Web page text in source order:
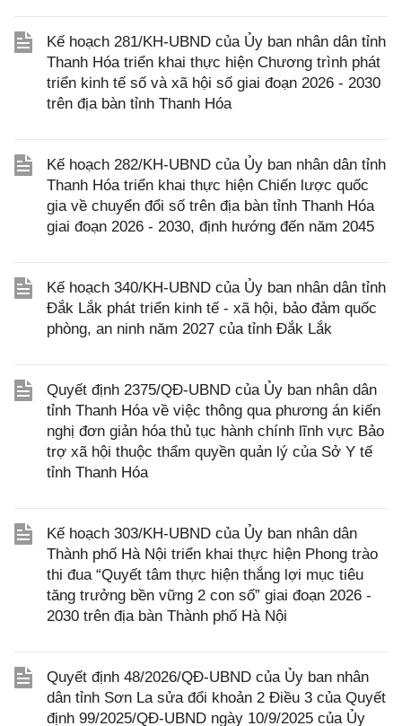
Kế hoạch 281/KH-UBND của Ủy ban nhân dân tỉnh
Thanh Hóa triển khai thực hiện Chương trình phát
triển kinh tế số và xã hội số giai đoạn 2026 - 2030
trên địa bàn tỉnh Thanh Hóa
Kế hoạch 282/KH-UBND của Ủy ban nhân dân tỉnh
Thanh Hóa triển khai thực hiện Chiến lược quốc
gia về chuyển đổi số trên địa bàn tỉnh Thanh Hóa
giai đoạn 2026 - 2030, định hướng đến năm 2045
Kế hoạch 340/KH-UBND của Ủy ban nhân dân tỉnh
Đắk Lắk phát triển kinh tế - xã hội, bảo đảm quốc
phòng, an ninh năm 2027 của tỉnh Đắk Lắk
Quyết định 2375/QĐ-UBND của Ủy ban nhân dân
tỉnh Thanh Hóa về việc thông qua phương án kiến
nghị đơn giản hóa thủ tục hành chính lĩnh vực Bảo
trợ xã hội thuộc thẩm quyền quản lý của Sở Y tế
tỉnh Thanh Hóa
Kế hoạch 303/KH-UBND của Ủy ban nhân dân
Thành phố Hà Nội triển khai thực hiện Phong trào
thi đua “Quyết tâm thực hiện thắng lợi mục tiêu
tăng trưởng bền vững 2 con số” giai đoạn 2026 -
2030 trên địa bàn Thành phố Hà Nội
Quyết định 48/2026/QĐ-UBND của Ủy ban nhân
dân tỉnh Sơn La sửa đổi khoản 2 Điều 3 của Quyết
định 99/2025/QĐ-UBND ngày 10/9/2025 của Ủy